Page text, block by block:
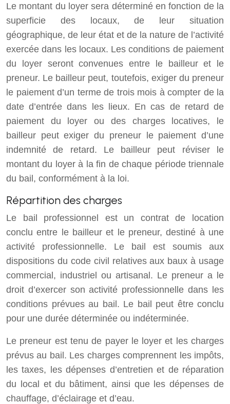
Le montant du loyer sera déterminé en fonction de la
superficie des locaux, de leur situation
géographique, de leur état et de la nature de l’activité
exercée dans les locaux. Les conditions de paiement
du loyer seront convenues entre le bailleur et le
preneur. Le bailleur peut, toutefois, exiger du preneur
le paiement d’un terme de trois mois à compter de la
date d’entrée dans les lieux. En cas de retard de
paiement du loyer ou des charges locatives, le
bailleur peut exiger du preneur le paiement d’une
indemnité de retard. Le bailleur peut réviser le
montant du loyer à la fin de chaque période triennale
du bail, conformément à la loi.
Répartition des charges
Le bail professionnel est un contrat de location
conclu entre le bailleur et le preneur, destiné à une
activité professionnelle. Le bail est soumis aux
dispositions du code civil relatives aux baux à usage
commercial, industriel ou artisanal. Le preneur a le
droit d’exercer son activité professionnelle dans les
conditions prévues au bail. Le bail peut être conclu
pour une durée déterminée ou indéterminée.
Le preneur est tenu de payer le loyer et les charges
prévus au bail. Les charges comprennent les impôts,
les taxes, les dépenses d’entretien et de réparation
du local et du bâtiment, ainsi que les dépenses de
chauffage, d’éclairage et d’eau.